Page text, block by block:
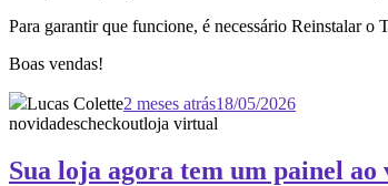
Para garantir que funcione, é necessário Reinstalar o
Boas vendas!
Lucas Colette2 meses atrás18/05/2026
novidadescheckoutloja virtual
Sua loja agora tem um painel ao